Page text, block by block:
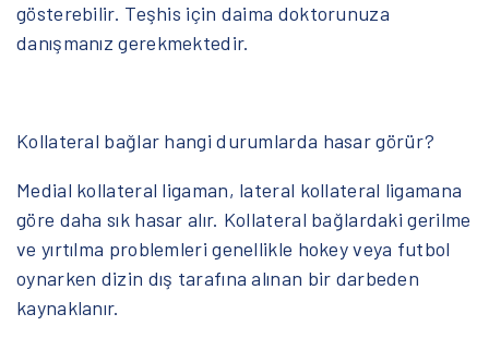
gösterebilir. Teşhis için daima doktorunuza
danışmanız gerekmektedir.
Kollateral bağlar hangi durumlarda hasar görür?
Medial kollateral ligaman, lateral kollateral ligamana
göre daha sık hasar alır. Kollateral bağlardaki gerilme
ve yırtılma problemleri genellikle hokey veya futbol
oynarken dizin dış tarafına alınan bir darbeden
kaynaklanır.